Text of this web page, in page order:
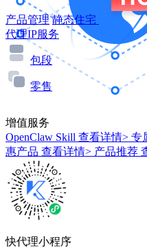
产品管理 静态住宅
代理IP服务
包段
零售
增值服务
OpenClaw Skill 查看详情> 专
惠产品 查看详情> 产品推荐
快代理小程序